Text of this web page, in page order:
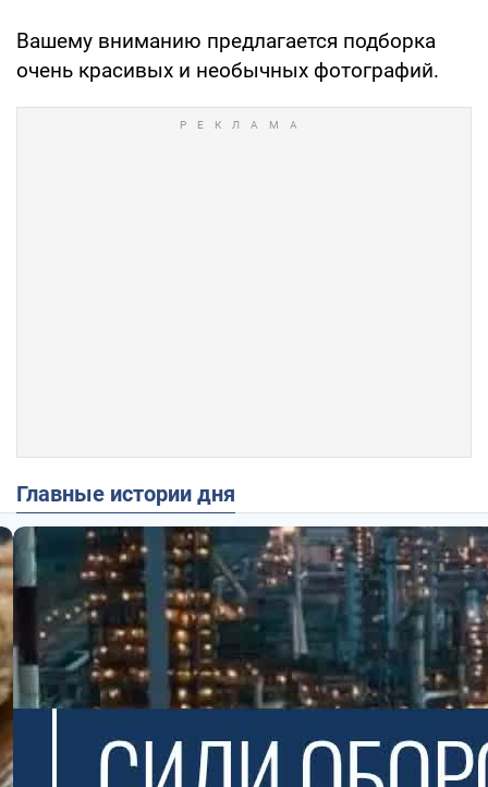
Вашему вниманию предлагается подборка
очень красивых и необычных фотографий.
Главные истории дня